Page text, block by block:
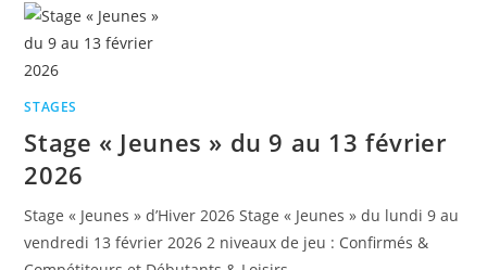
STAGES
Stage « Jeunes » du 9 au 13 février
2026
Stage « Jeunes » d’Hiver 2026 Stage « Jeunes » du lundi 9 au
vendredi 13 février 2026 2 niveaux de jeu : Confirmés &